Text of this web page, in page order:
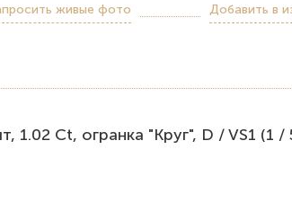
живые фото Добавить в
1.02 Ct, огранка "Круг", D / VS1 (1 /